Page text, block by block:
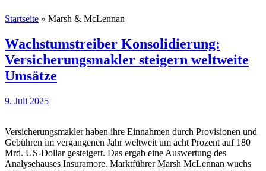
Startseite » Marsh & McLennan
Wachstumstreiber Konsolidierung:
Versicherungsmakler steigern weltweite
Umsätze
9. Juli 2025
Versicherungsmakler haben ihre Einnahmen durch Provisionen und
Gebühren im vergangenen Jahr weltweit um acht Prozent auf 180
Mrd. US-Dollar gesteigert. Das ergab eine Auswertung des
Analysehauses Insuramore. Marktführer Marsh McLennan wuchs